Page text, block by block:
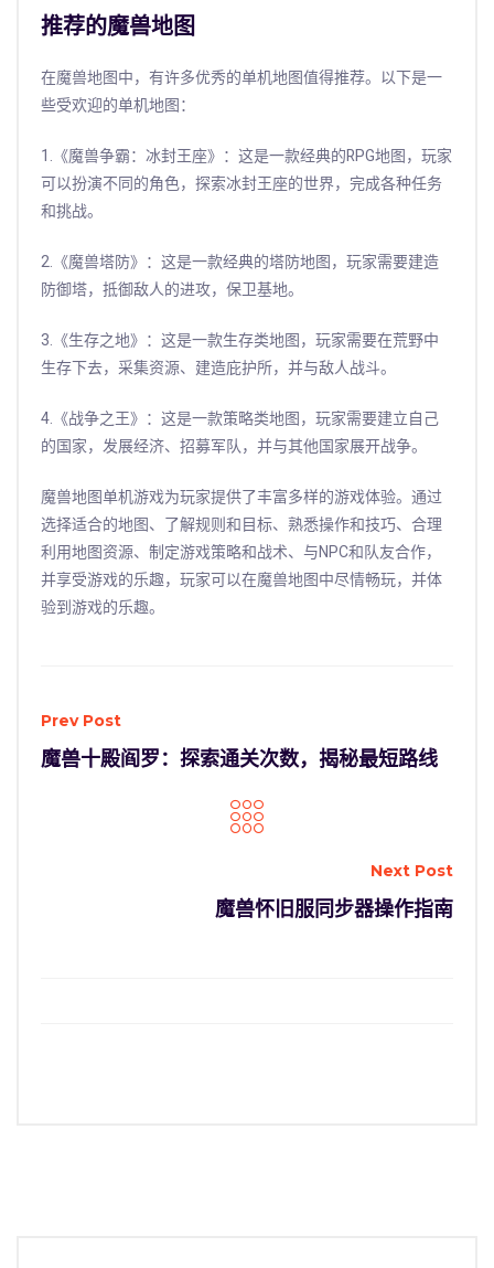
推荐的魔兽地图
在魔兽地图中，有许多优秀的单机地图值得推荐。以下是一
些受欢迎的单机地图：
1.《魔兽争霸：冰封王座》：这是一款经典的RPG地图，玩家
可以扮演不同的角色，探索冰封王座的世界，完成各种任务
和挑战。
2.《魔兽塔防》：这是一款经典的塔防地图，玩家需要建造
防御塔，抵御敌人的进攻，保卫基地。
3.《生存之地》：这是一款生存类地图，玩家需要在荒野中
生存下去，采集资源、建造庇护所，并与敌人战斗。
4.《战争之王》：这是一款策略类地图，玩家需要建立自己
的国家，发展经济、招募军队，并与其他国家展开战争。
魔兽地图单机游戏为玩家提供了丰富多样的游戏体验。通过
选择适合的地图、了解规则和目标、熟悉操作和技巧、合理
利用地图资源、制定游戏策略和战术、与NPC和队友合作，
并享受游戏的乐趣，玩家可以在魔兽地图中尽情畅玩，并体
验到游戏的乐趣。
Prev Post
魔兽十殿阎罗：探索通关次数，揭秘最短路线
Next Post
魔兽怀旧服同步器操作指南